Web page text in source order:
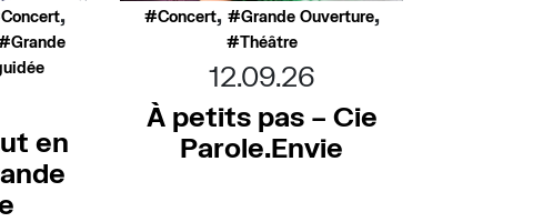
Concert,
Grande
en
Concert, Grande Ouverture,
Théâtre
12.09.26
À petits pas – Cie
Parole.Envie